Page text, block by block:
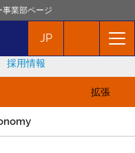
業部ページ
ストゥルメンツ
ョン
ト
JP
採用情報
拡張